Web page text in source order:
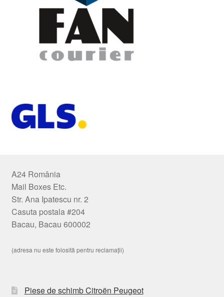
A24 România
Mail Boxes Etc.
Str. Ana Ipatescu nr. 2
Casuta postala #204
Bacau, Bacau 600002
(adresa nu este folosită pentru reclamații)
Piese de schimb Citroën Peugeot